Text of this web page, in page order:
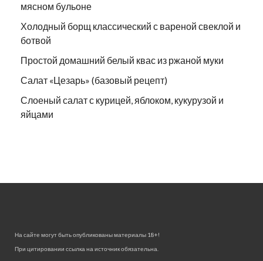
мясном бульоне
Холодный борщ классический с вареной свеклой и
ботвой
Простой домашний белый квас из ржаной муки
Салат «Цезарь» (базовый рецепт)
Слоеный салат с курицей, яблоком, кукурузой и
яйцами
На сайте могут быть опубликованы материалы 18+!
При цитировании ссылка на источник обязательна.